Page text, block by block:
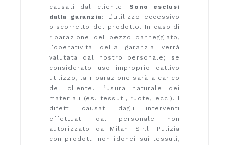
causati dal cliente. Sono esclusi
dalla garanzia: L’utilizzo eccessivo
o scorretto del prodotto. In caso di
riparazione del pezzo danneggiato,
l’operatività della garanzia verrà
valutata dal nostro personale; se
considerato uso improprio cattivo
utilizzo, la riparazione sarà a carico
del cliente. L’usura naturale dei
materiali (es. tessuti, ruote, ecc.). I
difetti causati dagli interventi
effettuati dal personale non
autorizzato da Milani S.r.l. Pulizia
con prodotti non idonei sui tessuti,